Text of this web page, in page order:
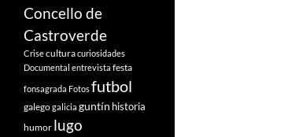
Concello de
Castroverde
Criseculturacuriosidades
Documental entrevista festa
fonsagrada Fotosfutbol
galegogalicia guntín historia
humor lugo